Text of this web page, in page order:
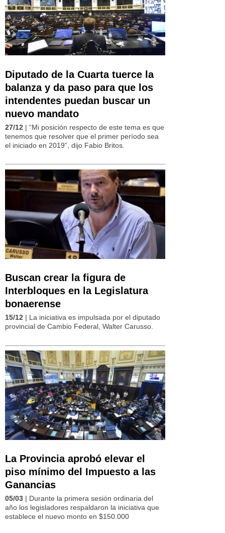
Diputado de la Cuarta tuerce la
balanza y da paso para que los
intendentes puedan buscar un
nuevo mandato
27/12 | “Mi posición respecto de este tema es que
tenemos que resolver que el primer período sea
el iniciado en 2019”, dijo Fabio Britos.
Buscan crear la figura de
Interbloques en la Legislatura
bonaerense
15/12 | La iniciativa es impulsada por el diputado
provincial de Cambio Federal, Walter Carusso.
La Provincia aprobó elevar el
piso mínimo del Impuesto a las
Ganancias
05/03 | Durante la primera sesión ordinaria del
año los legisladores respaldaron la iniciativa que
establece el nuevo monto en $150.000